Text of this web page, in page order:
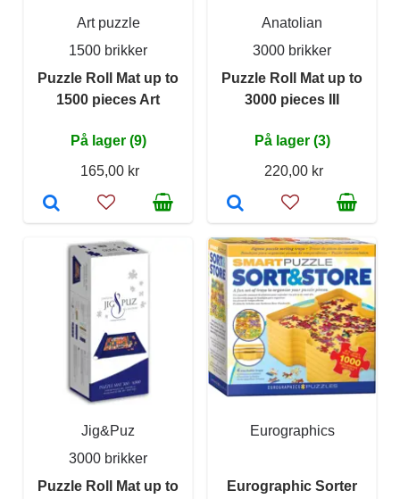
Art puzzle
1500 brikker
Puzzle Roll Mat up to
1500 pieces Art
På lager (9)
165,00 kr
Anatolian
3000 brikker
Puzzle Roll Mat up to
3000 pieces III
På lager (3)
220,00 kr
Jig&Puz
3000 brikker
Puzzle Roll Mat up to
Eurographics
Eurographic Sorter